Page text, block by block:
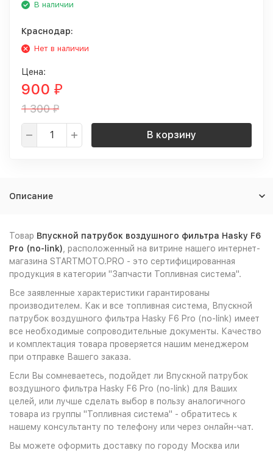
В наличии
Краснодар:
Нет в наличии
Цена:
900 ₽
1 300₽
В корзину
Описание
Товар Впускной патрубок воздушного фильтра Hasky F6
Pro (no-link) , расположенный на витрине нашего интернет-
магазина STARTMOTO.PRO - это сертифицированная
продукция в категории "Запчасти Топливная система".
Все заявленные характеристики гарантированы
производителем. Как и все топливная система, Впускной
патрубок воздушного фильтра Hasky F6 Pro (no-link) имеет
все необходимые сопроводительные документы. Качество
и комплектация товара проверяется нашим менеджером
при отправке Вашего заказа.
Если Вы сомневаетесь, подойдет ли Впускной патрубок
воздушного фильтра Hasky F6 Pro (no-link) для Ваших
целей, или лучше сделать выбор в пользу аналогичного
товара из группы "Топливная система" - обратитесь к
нашему консультанту по телефону или через онлайн-чат.
Вы можете оформить доставку по городу Москва или